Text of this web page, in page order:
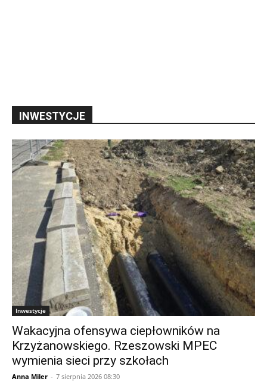
INWESTYCJE
Inwestycje
Wakacyjna ofensywa ciepłowników na
Krzyżanowskiego. Rzeszowski MPEC
wymienia sieci przy szkołach
Anna Miler - 7 sierpnia 2026 08:30